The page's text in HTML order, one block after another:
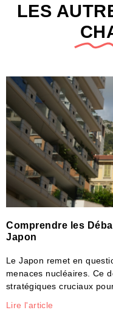
LES
Comprendre les
Japon
Le Japon remet en
menaces nucléaires. Ce
stratégiques cruciaux
Lire l'article